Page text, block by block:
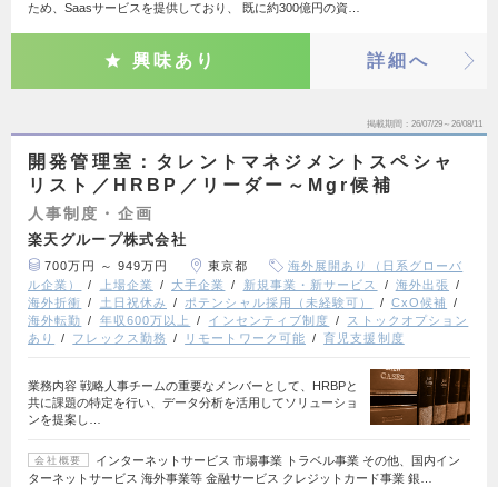
ため、Saasサービスを提供しており、 既に約300億円の資…
興味あり 詳細へ
掲載期間 26/07/29～26/08/11
開発管理室：タレントマネジメントスペシャ
リスト／HRBP／リーダー～Mgr候補
人事制度・企画
楽天グループ株式会社
700万円 ～ 949万円 東京都
海外展開あり（日系グローバ
ル企業）
上場企業 大手企業 新規事業・新サービス
海外出張
海外折衝
土日祝休み ポテンシャル採用（未経験可）
CxO候補
海外転勤
年収600万以上 インセンティブ制度
ストックオプション
あり
フレックス勤務 リモートワーク可能 育児支援制度
業務内容 戦略人事チームの重要なメンバーとして、HRBPと
共に課題の特定を行い、データ分析を活用してソリューショ
ンを提案し…
会社概要
インターネットサービス 市場事業 トラベル事業 その他、国内イン
ターネットサービス 海外事業等 金融サービス クレジットカード事業 銀…